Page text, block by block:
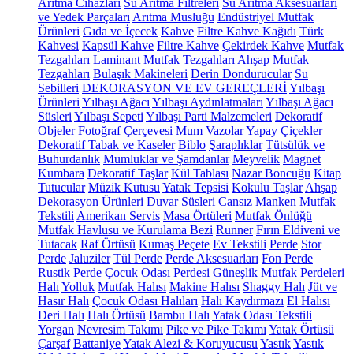
Arıtma Cihazları Su Arıtma Filtreleri Su Arıtma Aksesuarları
ve Yedek Parçaları Arıtma Musluğu Endüstriyel Mutfak
Ürünleri Gıda ve İçecek Kahve Filtre Kahve Kağıdı Türk
Kahvesi Kapsül Kahve Filtre Kahve Çekirdek Kahve Mutfak
Tezgahları Laminant Mutfak Tezgahları Ahşap Mutfak
Tezgahları Bulaşık Makineleri Derin Dondurucular Su
Sebilleri DEKORASYON VE EV GEREÇLERİYılbaşı
Ürünleri Yılbaşı Ağacı Yılbaşı Aydınlatmaları Yılbaşı Ağacı
Süsleri Yılbaşı Sepeti Yılbaşı Parti Malzemeleri Dekoratif
Objeler Fotoğraf Çerçevesi Mum VazolarYapay Çiçekler
Dekoratif Tabak ve Kaseler Biblo Şaraplıklar Tütsülük ve
Buhurdanlık Mumluklar ve Şamdanlar Meyvelik Magnet
Kumbara Dekoratif Taşlar Kül Tablası Nazar Boncuğu Kitap
Tutucular Müzik Kutusu Yatak Tepsisi Kokulu Taşlar Ahşap
Dekorasyon Ürünleri Duvar Süsleri Cansız Manken Mutfak
Tekstili Amerikan Servis Masa Örtüleri Mutfak Önlüğü
Mutfak Havlusu ve Kurulama Bezi Runner Fırın Eldiveni ve
Tutacak Raf Örtüsü Kumaş Peçete Ev Tekstili Perde Stor
Perde Jaluziler Tül Perde Perde Aksesuarları Fon Perde
Rustik Perde Çocuk Odası Perdesi Güneşlik Mutfak Perdeleri
Halı Yolluk Mutfak Halısı Makine Halısı Shaggy Halı Jüt ve
Hasır Halı Çocuk Odası Halıları Halı Kaydırmazı El Halısı
Deri Halı Halı Örtüsü Bambu Halı Yatak Odası Tekstili
Yorgan Nevresim Takımı Pike ve Pike Takımı Yatak Örtüsü
Çarşaf BattaniyeYatak Alezi & Koruyucusu YastıkYastık